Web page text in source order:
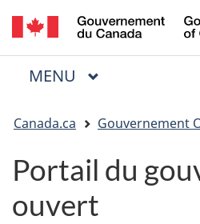
au
à
«
à
la
Menu
MENU PRINCIPAL
êtes
ici
Canada.ca Gouvernement
Portail du
ouvert